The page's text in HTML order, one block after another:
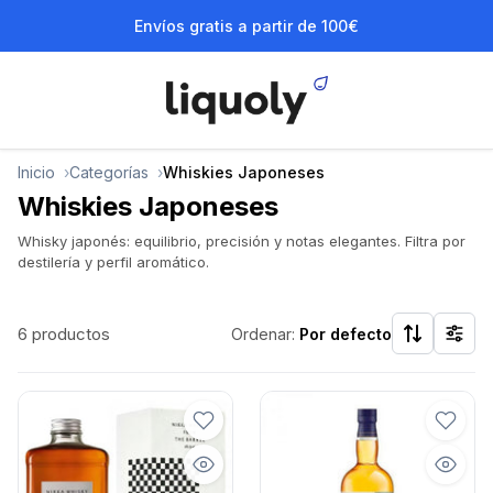
Envíos gratis a partir de 100€
Inicio Categorías Whiskies Japoneses
Whiskies Japoneses
Whisky japonés: equilibrio, precisión y notas elegantes. Filtra por
destilería y perfil aromático.
6 productos Ordenar: Por defecto